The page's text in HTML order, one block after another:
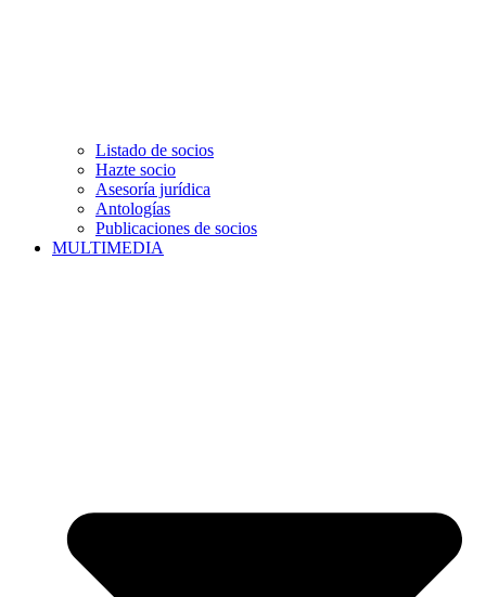
Listado de socios
Hazte socio
Asesoría jurídica
Antologías
Publicaciones de socios
MULTIMEDIA